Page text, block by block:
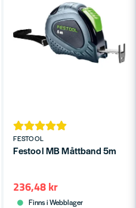
2.4-12
FESTOOL
Festool MB Måttband 5m
236,48 kr
Finns i Webblager